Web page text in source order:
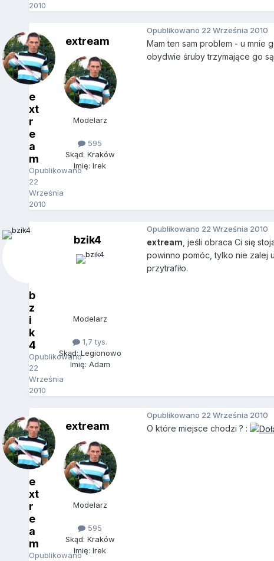
2010
e
xt
r
e
a
m
Opublikowano
22
Września
2010
extream
Modelarz
595
Skąd: Kraków
Imię: Irek
Opublikowano 22 Września 2010
Mam ten sam problem - u mnie
obydwie śruby trzymające go
b
z
i
k
4
Opublikowano
22
Września
2010
bzik4
Modelarz
1,7 tys.
Skąd: Legionowo
Imię: Adam
Opublikowano 22 Września 2010
extream , jeśli obraca Ci się
powinno pomóc, tylko nie zalej
przytrafiło.
e
xt
r
e
a
m
Opublikowano
extream
Modelarz
595
Skąd: Kraków
Imię: Irek
Opublikowano 22 Września 2010
O które miejsce chodzi ? :